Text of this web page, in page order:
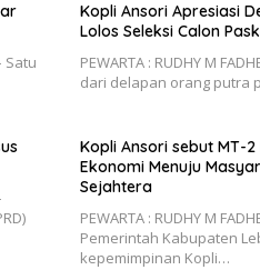
Satu
Kopli Ansori Apresiasi
Lolos Seleksi Calon
PEWARTA : RUDHY M
dari delapan orang putra
Kopli Ansori sebut MT-
Ekonomi Menuju
Sejahtera
PEWARTA : RUDHY M
Pemerintah Kabupaten
kepemimpinan Kopli…